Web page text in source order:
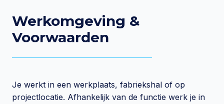
Werkomgeving &
Voorwaarden
Je werkt in een werkplaats, fabriekshal of op
projectlocatie. Afhankelijk van de functie werk je in